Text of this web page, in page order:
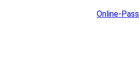
Online-Pass